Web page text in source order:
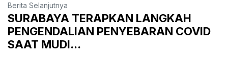
Berita Selanjutnya
SURABAYA TERAPKAN LANGKAH
PENGENDALIAN PENYEBARAN COVID
SAAT MUDI...